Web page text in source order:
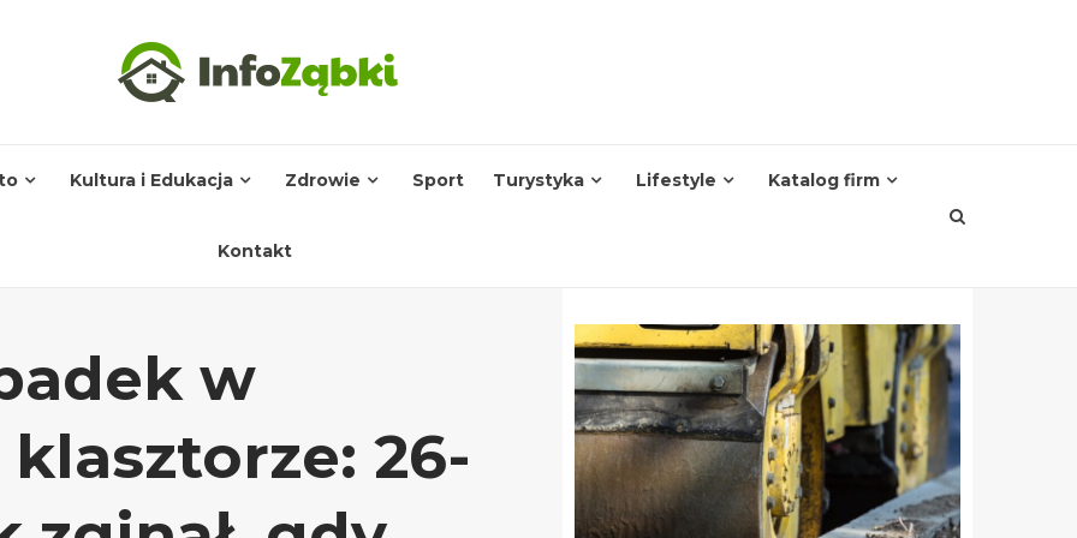
Kultura i Edukacja Zdrowie Sport Turystyka Lifestyle Katalog firm
Kontakt
w
26-